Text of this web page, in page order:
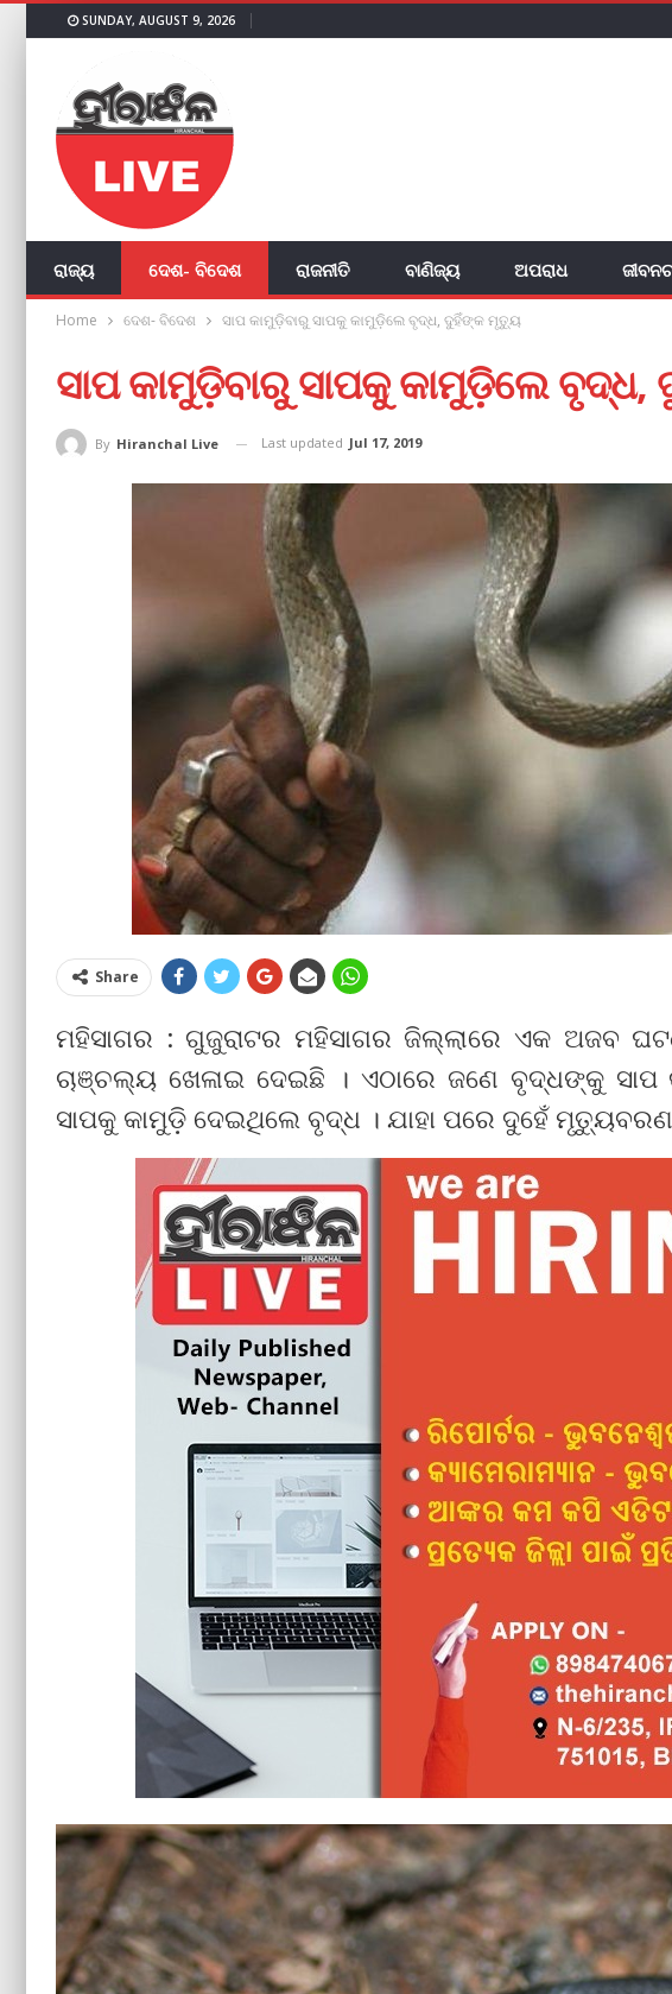
SUNDAY, AUGUST 9, 2026
ରାଜ୍ୟ ଦେଶ- ବିଦେଶ ରାଜନୀତି ବାଣିଜ୍ୟ ଅପରାଧ
Home ଦେଶ- ବିଦେଶ ସାପ କାମୁଡ଼ିବାରୁ ସାପକୁ କାମୁଡ଼ିଲେ ବୃଦ୍ଧ, ଦୁହିଁଙ୍କ ମୃତ୍ୟୁ
ସାପ କାମୁଡ଼ିବାରୁ ସାପକୁ କାମୁଡ଼ିଲେ
By Hiranchal Live Last updated Jul 17, 2019
Share
ମହିସାଗର : ଗୁଜୁରାଟର ମହିସାଗର ଜିଲ୍ଲାରେ ଏକ ଅଜବ
ଚାଞ୍ଚଲ୍ୟ ଖେଳାଇ ଦେଇଛି । ଏଠାରେ ଜଣେ ବୃଦ୍ଧଙ୍କୁ ସାପ
ସାପକୁ କାମୁଡ଼ି ଦେଇଥିଲେ ବୃଦ୍ଧ । ଯାହା ପରେ ଦୁହେଁ